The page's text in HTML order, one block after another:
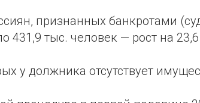
признанных банкротами
431,9 тыс. человек — рост на 23,6
у должника отсутствует